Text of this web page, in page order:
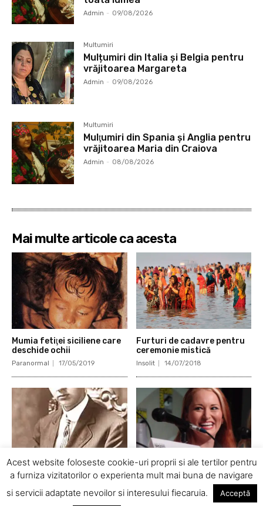
Admin - 09/08/2026
Multumiri
Mulțumiri din Italia și Belgia pentru
vrăjitoarea Margareta
Admin - 09/08/2026
Multumiri
Mulţumiri din Spania şi Anglia pentru
vrăjitoarea Maria din Craiova
Admin - 08/08/2026
Mai multe articole ca acesta
Mumia fetiţei siciliene care
deschide ochii
Paranormal 17/05/2019
Furturi de cadavre pentru
ceremonie mistică
Insolit 14/07/2018
Iisus Christos și Edgar
Paranormal 20/05/2018
Povestea reală a lui Allison
Dubois, care a inspirat
serialul Medium
Acest website foloseste cookie-uri proprii si ale tertilor pentru
a furniza vizitatorilor o experienta mult mai buna de navigare
si servicii adaptate nevoilor si interesului fiecaruia.
Acceptă